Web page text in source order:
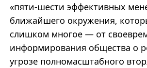
«пяти-шести эффективных
ближайшего окружения,
слишком многое — от
информирования общества о
угрозе полномасштабного